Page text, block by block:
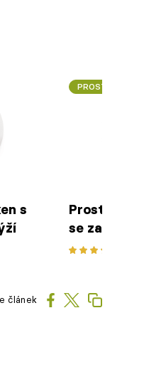
s
PROSTŘENO!
Prostřeno:
se
článek